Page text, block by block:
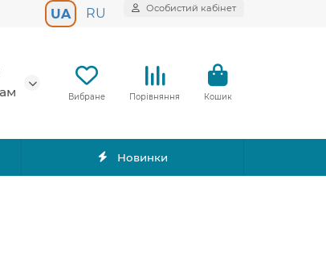
UA RU Особистий кабінет
Вибране Порівняння Кошик
Новинки